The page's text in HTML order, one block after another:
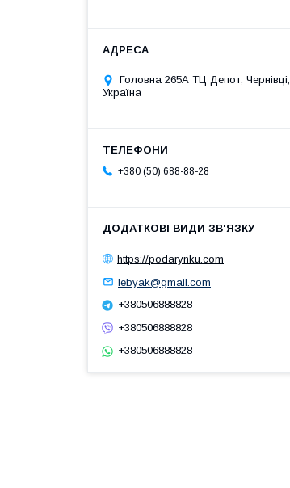
Головна 265А ТЦ Депот, Чернівці,
Україна
+380 (50) 688-88-28
https://podarynku.com
lebyak@gmail.com
+380506888828
+380506888828
+380506888828